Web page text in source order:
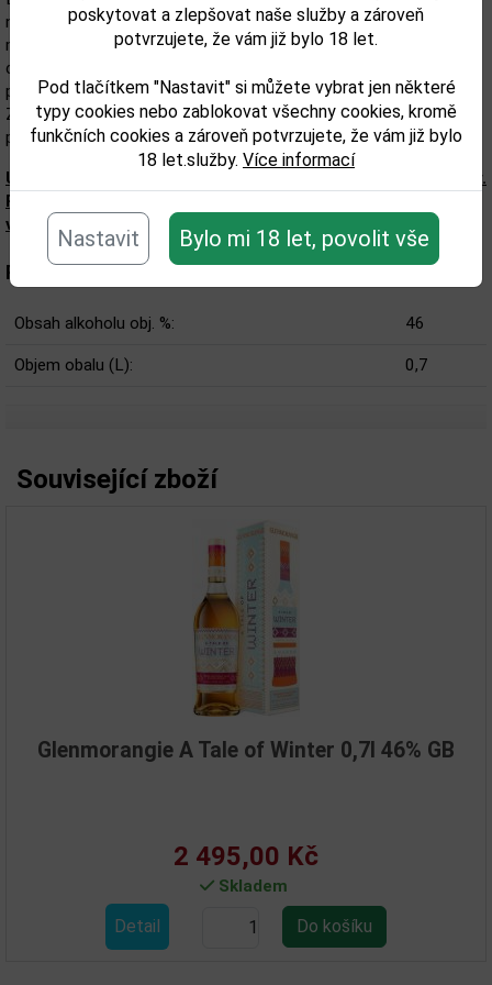
poskytovat a zlepšovat naše služby a zároveň
potvrzujete, že vám již bylo 18 let.
Pod tlačítkem "Nastavit" si můžete vybrat jen některé
typy cookies nebo zablokovat všechny cookies, kromě
funkčních cookies a zároveň potvrzujete, že vám již bylo
18 let.služby. Více informací
Nastavit Bylo mi 18 let, povolit vše
náznaky máslového karamelu, které kontrastují s tóny kadidla a
mýdla k čištění kůže. To vše doplňuje pryskyřice a dotek
cedrového dřeva. Chuť: Patro objímají pepřové tóny, ke kterým se
přidává chuť kyselých pomerančů, nahořklých třešní a fenyklu.
Závěr: Dlouhý a jemně oříškový, s náznaky mandlí, mandarinek,
pomletým bílým pepřem a další pryskyřice.
Upozorňujeme, že tento produkt může obsahovat alergeny.
Přesné složení a alergeny jsou k dispozici na obalu
výrobku. Zkontrolujte prosím před konzumací.
Parametry:
Obsah alkoholu obj. %: 46
Objem obalu (L): 0,7
Související zboží
A Tale of Winter 0,7l 46% GB
2 495,00 Kč
Skladem